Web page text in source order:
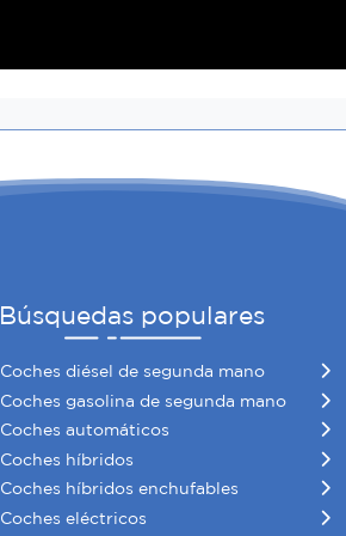
Búsquedas populares
Coches diésel de segunda mano
Coches gasolina de segunda mano
Coches automáticos
Coches híbridos
Coches híbridos enchufables
Coches eléctricos